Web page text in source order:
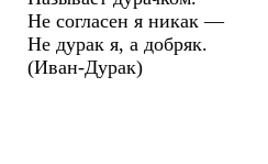
Не согласен я никак —
Не дурак я, а добряк.
(Иван-Дурак)